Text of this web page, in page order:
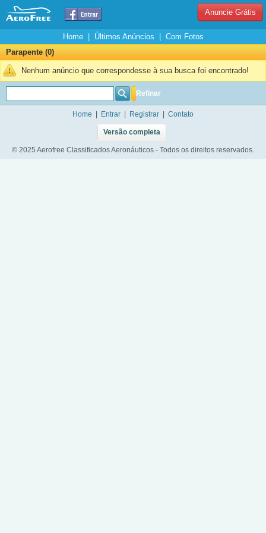
Anuncie Grátis
Home| Últimos Anúncios
Com Fotos
Parapente (0)
Nenhum anúncio que correspondesse à sua busca foi encontrado!
Refinar
Home Entrar Registrar Contato
Versão completa
© 2025 Aerofree Classificados Aeronáuticos - Todos os direitos reservados.